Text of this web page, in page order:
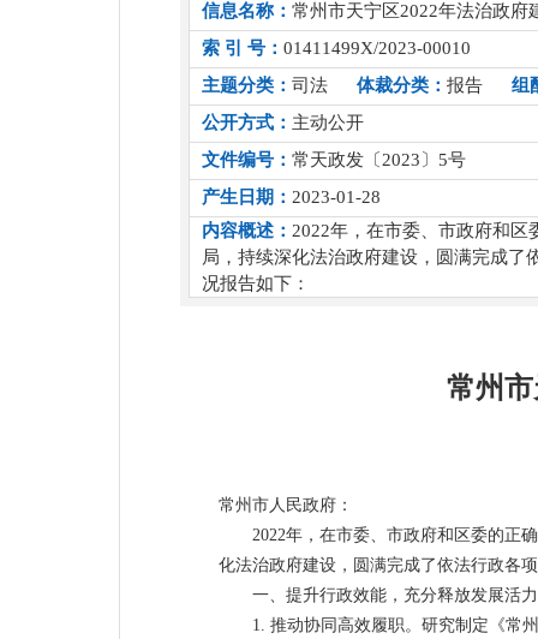
信息名称： 常州市天宁区2022年法治政府
索 引 号： 01411499X/2023-00010
主题分类： 司法 体裁分类： 报告
组
公开方式： 主动公开
文件编号： 常天政发〔2023〕5号
产生日期： 2023-01-28
内容概述： 2022年，在市委、市政府和
局，持续深化法治政府建设，圆满完成了
况报告如下：
常州
常州市人民政府：
2022年，在市委、市政府和区委的正
化法治政府建设，圆满完成了依法行政各
一、提升行政效能，充分释放发展活力
1. 推动协同高效履职。研究制定《常